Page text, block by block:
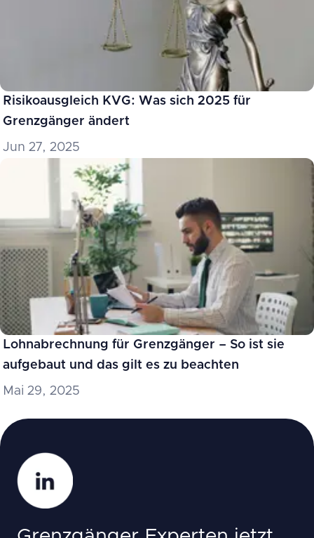
Risikoausgleich KVG: Was sich 2025 für
Grenzgänger ändert
Jun 27, 2025
Lohnabrechnung für Grenzgänger – So ist sie
aufgebaut und das gilt es zu beachten
Mai 29, 2025